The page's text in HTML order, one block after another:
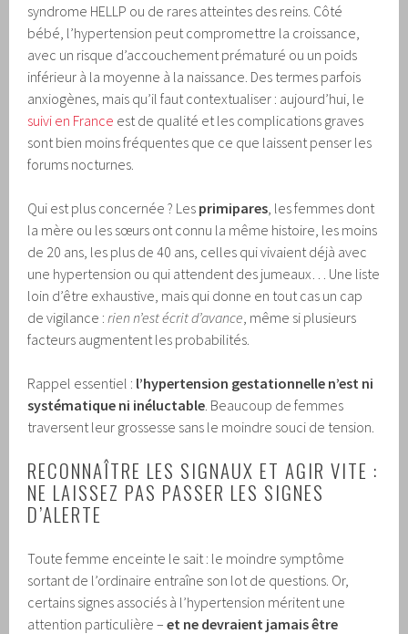
syndrome HELLP ou de rares atteintes des reins. Côté
bébé, l’hypertension peut compromettre la croissance,
avec un risque d’accouchement prématuré ou un poids
inférieur à la moyenne à la naissance. Des termes parfois
anxiogènes, mais qu’il faut contextualiser : aujourd’hui, le
suivi en France est de qualité et les complications graves
sont bien moins fréquentes que ce que laissent penser les
forums nocturnes.
Qui est plus concernée ? Les primipares , les femmes dont
la mère ou les sœurs ont connu la même histoire, les moins
de 20 ans, les plus de 40 ans, celles qui vivaient déjà avec
une hypertension ou qui attendent des jumeaux… Une liste
loin d’être exhaustive, mais qui donne en tout cas un cap
de vigilance : rien n’est écrit d’avance , même si plusieurs
facteurs augmentent les probabilités.
Rappel essentiel : l’hypertension gestationnelle n’est ni
systématique ni inéluctable . Beaucoup de femmes
traversent leur grossesse sans le moindre souci de tension.
RECONNAÎTRE LES SIGNAUX ET AGIR VITE :
NE LAISSEZ PAS PASSER LES SIGNES
D’ALERTE
Toute femme enceinte le sait : le moindre symptôme
sortant de l’ordinaire entraîne son lot de questions. Or,
certains signes associés à l’hypertension méritent une
attention particulière –et ne devraient jamais être